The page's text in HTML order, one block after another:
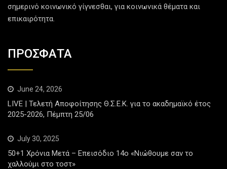
σημερινό κοινωνικό γίγνεσθαι, για κοινωνικά θέματα και
επικαιρότητα.
ΠΡΟΣΦΑΤΑ
June 24, 2026
LIVE | Τελετή Αποφοίτησης Θ.Σ.Ε.Κ. για το ακαδημαϊκό έτος
2025-2026, Πέμπτη 25/06
July 30, 2025
50+1 Χρόνια Μετά – Επεισόδιο 14ο «Νιώθουμε σαν το
χαλλούμι στο τοστ»